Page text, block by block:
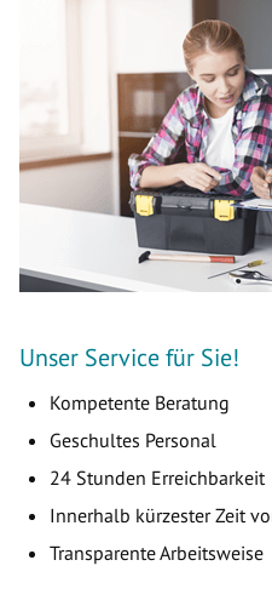
Unser Service für Sie!
Kompetente Beratung
Geschultes Personal
24 Stunden Erreichbarkeit
Innerhalb kürzester Zeit
Transparente Arbeitsweise